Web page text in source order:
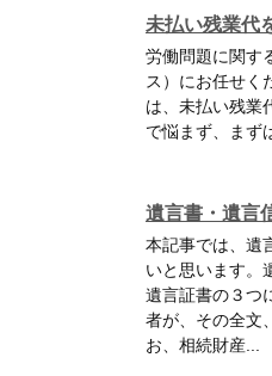
未払い残業代
労働問題に関す
ス）にお任せく
は、未払い残業
で悩まず、まず
遺言書・遺言
本記事では、遺
いと思います。
遺言証書の３つ
者が、その全文
お、相続財産...